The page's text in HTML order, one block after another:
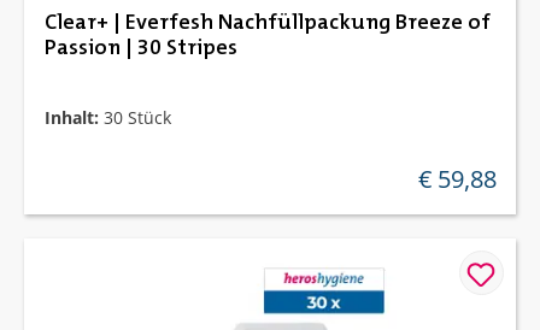
Clear+ | Everfesh Nachfüllpackung Breeze of
Passion | 30 Stripes
Inhalt: 30 Stück
regulärer
€ 59,88